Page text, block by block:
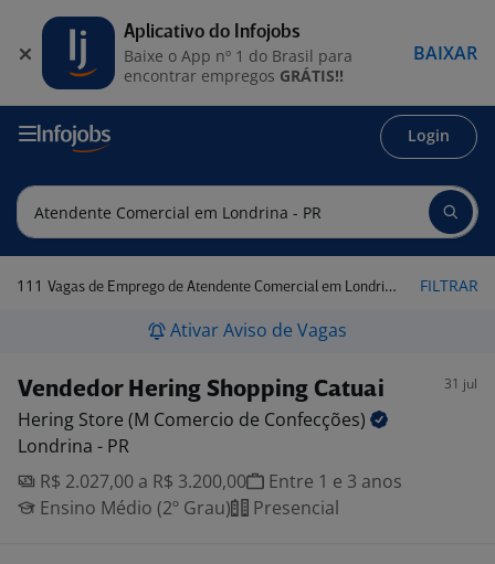
Login
111 Vagas de Emprego de Atendente Comercial em Londrina - PR FILTRAR
Ativar Aviso de Vagas
Vendedor Hering Shopping Catuai 31 jul
Hering Store (M Comercio de Confecções)
Londrina - PR
R$ 2.027,00 a R$ 3.200,00
Entre 1 e 3 anos
Ensino Médio (2º Grau)
Presencial
Aplicativo do Infojobs
Baixe o App nº 1 do Brasil para
encontrar empregos GRÁTIS!!
BAIXAR